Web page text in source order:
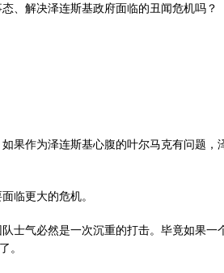
、解决泽连斯基政府面临的丑闻危机吗？
果作为泽连斯基心腹的叶尔马克有问题，
临更大的危机。
士气必然是一次沉重的打击。毕竟如果一
。